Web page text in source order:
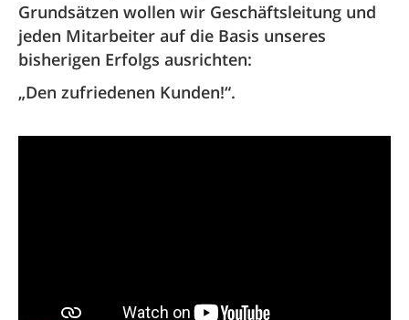
Grundsätzen wollen wir Geschäftsleitung und
jeden Mitarbeiter auf die Basis unseres
bisherigen Erfolgs ausrichten:
„Den zufriedenen Kunden!“.